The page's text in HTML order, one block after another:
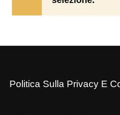
Politica Sulla Privacy E